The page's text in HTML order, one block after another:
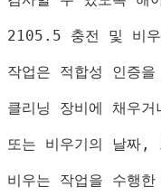
2105.5 충전 및 비우
작업은 적합성 인증
클리닝 장비에 채우
또는 비우기의 날짜 ,
비우는 작업을 수행